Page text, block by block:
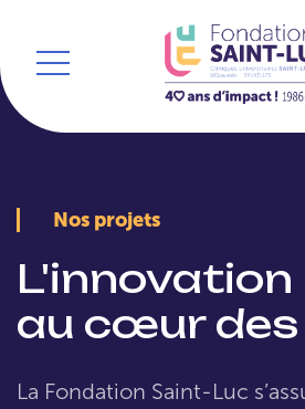
Nos projets
L'innovation
au cœur des
La Fondation Saint-Luc